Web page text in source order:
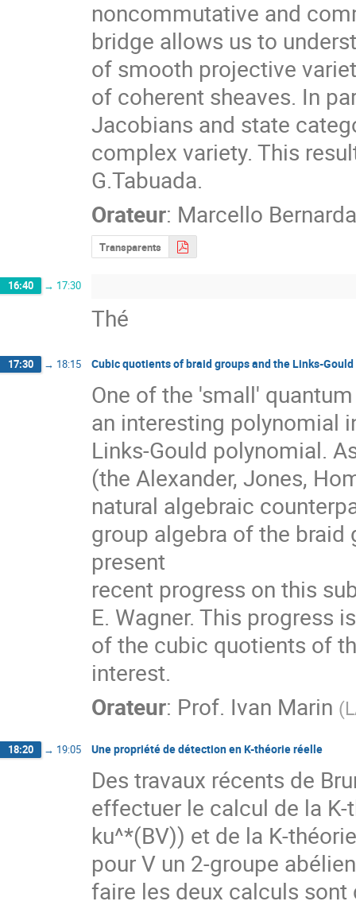
noncommutative and
bridge allows us to
of smooth projective
of coherent sheaves. In
Jacobians and state
complex variety. This
G.Tabuada.
Orateur: Marcello
Transparents
16:40 → 17:30
Thé
17:30 → 18:15 Cubic quotients of braid groups and the Links-
One of the 'small'
an interesting polynomial
Links-Gould polynomial.
(the Alexander, Jones,
natural algebraic
group algebra of the
present
recent progress on this
E. Wagner. This progress
of the cubic quotients of
interest.
Orateur: Prof. Ivan Marin (
18:20 → 19:05 Une propriété de détection en K-théorie réelle
Des travaux récents de
effectuer le calcul de la
ku^*(BV)) et de la K-
pour V un 2-groupe
faire les deux calculs